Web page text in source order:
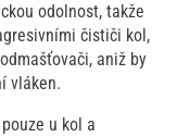
odolnost, takže
čističi kol,
aniž by
vláken.
u kol a